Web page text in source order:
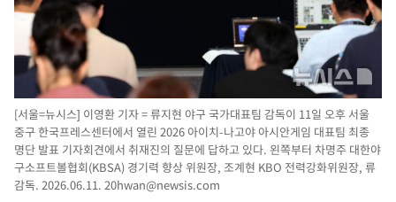
[서울=뉴시스] 이영환 기자 = 류지현 야구 국가대표팀 감독이 11일 오후 서울
중구 한국프레스센터에서 열린 2026 아이치-나고야 아시안게임 대표팀 최종
명단 발표 기자회견에서 취재진의 질문에 답하고 있다. 왼쪽부터 차명주 대한야
구소프트볼협회(KBSA) 경기력 향상 위원장, 조계현 KBO 전력강화위원장, 류
감독. 2026.06.11. 20hwan@newsis.com